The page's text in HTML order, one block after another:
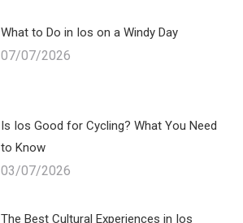
What to Do in Ios on a Windy Day
07/07/2026
Is Ios Good for Cycling? What You Need
to Know
03/07/2026
The Best Cultural Experiences in Ios